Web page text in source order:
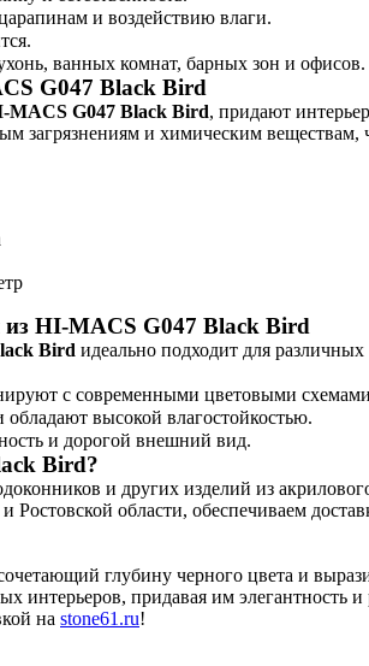
и воздействию влаги.
ванных комнат, барных зон и офисов.
G047 Black Bird
MACS G047 Black Bird, придают
загрязнениям и химическим веществам,
HI-MACS G047 Black Bird
Bird идеально подходит для различных
с современными цветовыми
высокой влагостойкостью.
и дорогой внешний вид.
Bird?
и других изделий из
Ростовской области, обеспечиваем
глубину черного цвета и
интерьеров, придавая им элегантность и
на stone61.ru!